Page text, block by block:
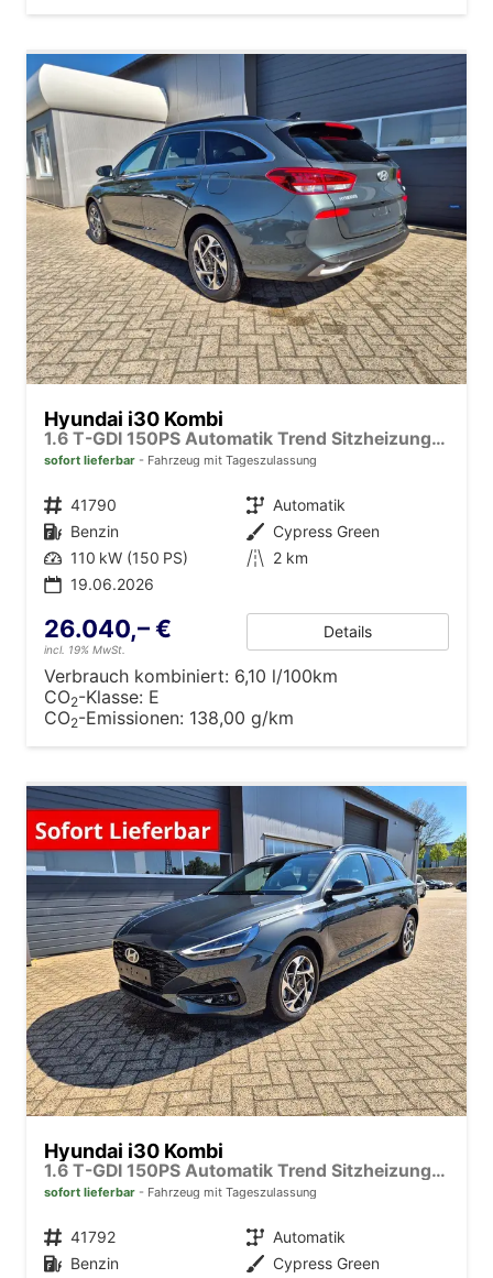
Hyundai i30 Kombi
1.6 T-GDI 150PS Automatik Trend Sitzheizung Lenkradheizung Klimaautomatik PDC v+h Rückf.Kamera Navi Apple CarPlay + Android Auto 16"LM
sofort lieferbar Fahrzeug mit Tageszulassung
Fahrzeugnr. 41790 Getriebe Automatik
Kraftstoff Benzin Außenfarbe Cypress Green
Leistung 110 kW (150 PS) Kilometerstand 2 km
19.06.2026
26.040,– €
incl. 19% MwSt.
Details
Verbrauch kombiniert: 6,10 l/100km
CO2-Klasse: E
CO2-Emissionen: 138,00 g/km
Hyundai i30 Kombi
1.6 T-GDI 150PS Automatik Trend Sitzheizung Lenkradheizung Klimaautomatik PDC v+h Rückf.Kamera Navi Apple CarPlay + Android Auto 16"LM
sofort lieferbar Fahrzeug mit Tageszulassung
Fahrzeugnr. 41792 Getriebe Automatik
Kraftstoff Benzin Außenfarbe Cypress Green